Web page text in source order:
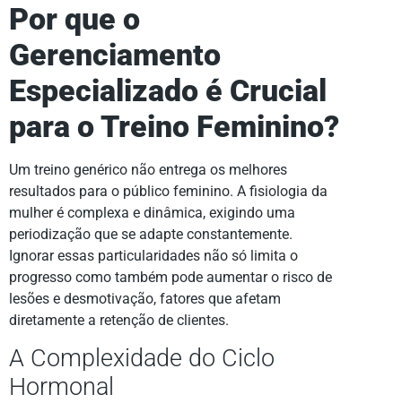
Por que o
Gerenciamento
Especializado é Crucial
para o Treino Feminino?
Um treino genérico não entrega os melhores
resultados para o público feminino. A fisiologia da
mulher é complexa e dinâmica, exigindo uma
periodização que se adapte constantemente.
Ignorar essas particularidades não só limita o
progresso como também pode aumentar o risco de
lesões e desmotivação, fatores que afetam
diretamente a retenção de clientes.
A Complexidade do Ciclo
Hormonal